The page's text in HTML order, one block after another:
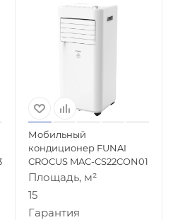
Мобильный
кондиционер FUNAI
CROCUS MAC-CS22CON01
Площадь, м²
15
Гарантия